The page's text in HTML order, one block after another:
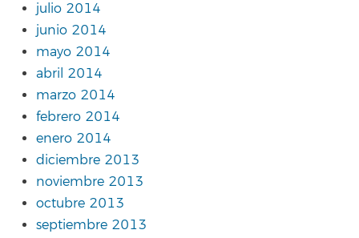
julio 2014
junio 2014
mayo 2014
abril 2014
marzo 2014
febrero 2014
enero 2014
diciembre 2013
noviembre 2013
octubre 2013
septiembre 2013